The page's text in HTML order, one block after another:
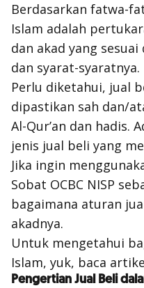
Berdasarkan fatwa-
Islam adalah
dan akad yang
dan syarat-syaratnya.
Perlu diketahui, jual
dipastikan sah dan/
Al-Qur’an dan hadis.
jenis jual beli yang
Jika ingin
Sobat OCBC NISP
bagaimana aturan
akadnya.
Untuk mengetahui
Islam, yuk, baca
Pengertian Jual Beli